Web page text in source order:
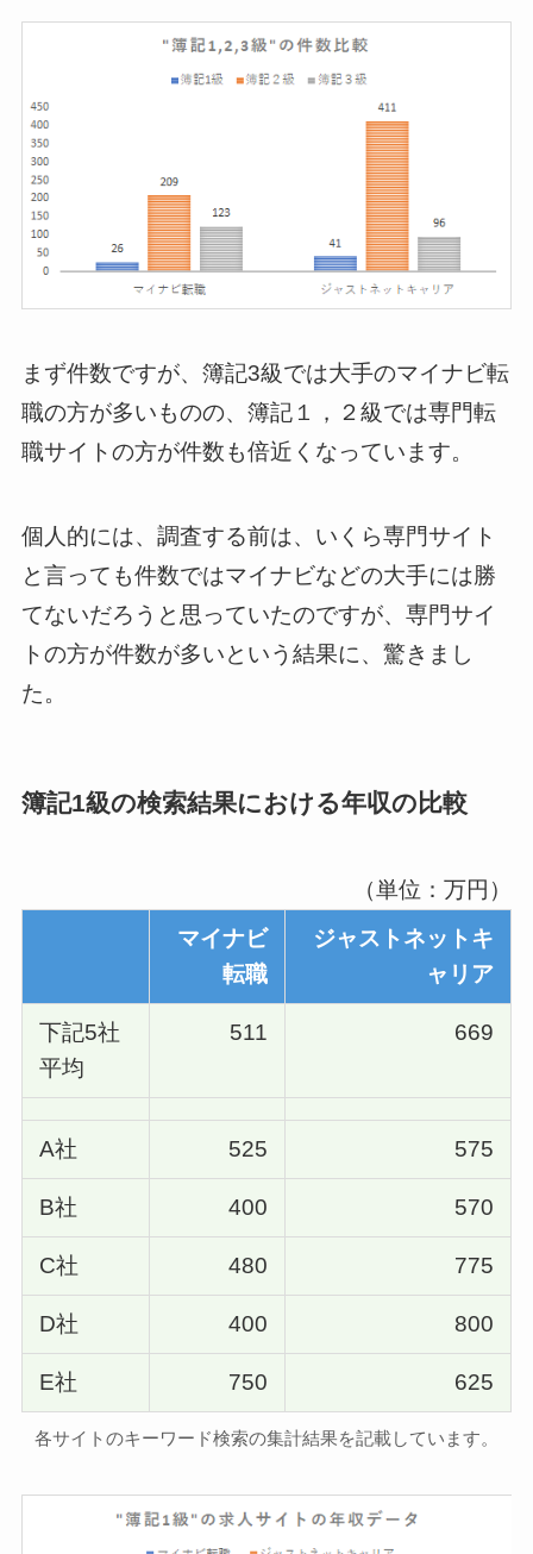
まず件数ですが、簿記3級では大手のマイナビ転
職の方が多いものの、 簿記１，２級では専門転
職サイトの方が件数も倍近くなっています。
個人的には、調査する前は、いくら専門サイト
と言っても件数ではマイナビなどの大手には勝
てないだろうと思っていたのですが、専門サイ
トの方が件数が多いという結果に、驚きまし
た。
簿記1級の検索結果における年収の比較
（単位：万円）
マイナビ
転職
ジャストネットキ
ャリア
下記5社
平均
511 669
A社 525 575
B社 400 570
C社 480 775
D社 400 800
E社 750 625
各サイトのキーワード検索の集計結果を記載しています。